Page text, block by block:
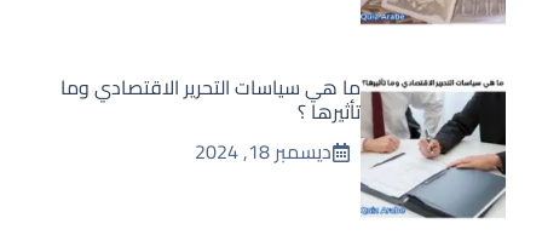
ما هي سياسات التحرير الاقتصادي وما
تأثيرها ؟
ديسمبر 18, 2024